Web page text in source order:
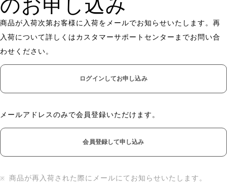
のお申し込み
商品が入荷次第お客様に入荷をメールでお知らせいたします。再
入荷について詳しくはカスタマーサポートセンターまでお問い合
わせください。
ログインしてお申し込み
メールアドレスのみで会員登録いただけます。
会員登録して申し込み
商品が再入荷された際にメールにてお知らせいたします。